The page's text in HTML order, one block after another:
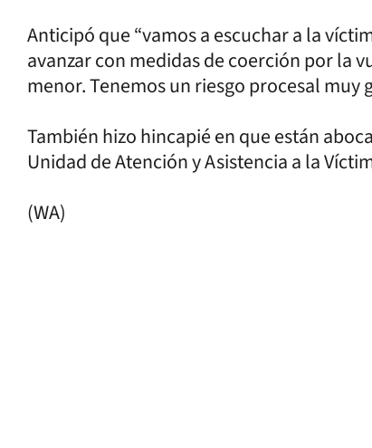
Anticipó que “vamos a escuchar a la
avanzar con medidas de coerción por la
menor. Tenemos un riesgo procesal muy
También hizo hincapié en que están
Unidad de Atención y Asistencia a la
(WA)